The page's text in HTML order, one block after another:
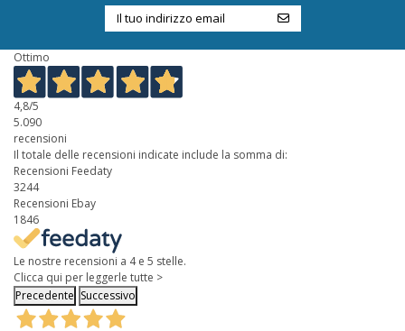
Ottimo
4,8/5
5.090
recensioni
Il totale delle recensioni indicate include la somma di:
Recensioni Feedaty
3244
Recensioni Ebay
1846
Le nostre recensioni a 4 e 5 stelle.
Clicca qui per leggerle tutte >
Precedente Successivo